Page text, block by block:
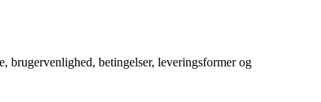
brugervenlighed, betingelser, leveringsformer og